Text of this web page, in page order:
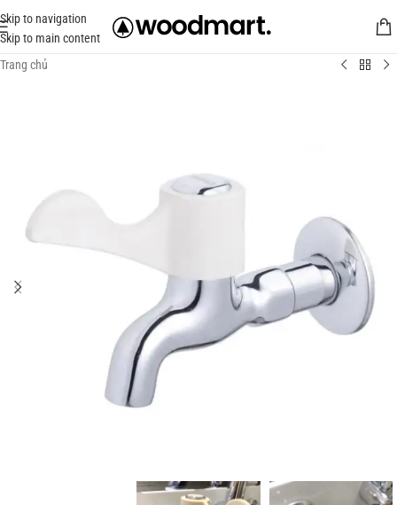
Skip to navigation
Skip to main content
Trang chủ